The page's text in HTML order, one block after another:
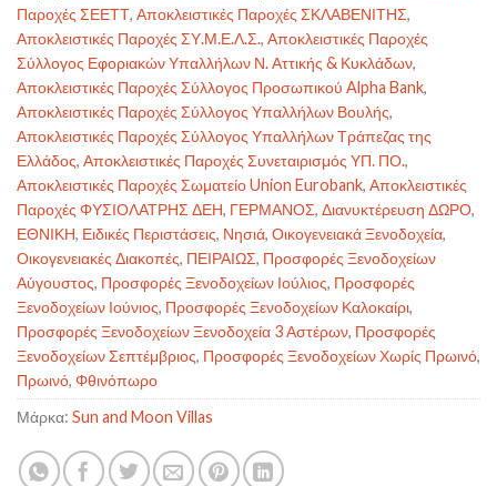
Παροχές ΣΕΕΤΤ, Αποκλειστικές Παροχές ΣΚΛΑΒΕΝΙΤΗΣ,
Αποκλειστικές Παροχές ΣΥ.Μ.Ε.Λ.Σ., Αποκλειστικές Παροχές
Σύλλογος Εφοριακών Υπαλλήλων Ν. Αττικής & Κυκλάδων,
Αποκλειστικές Παροχές Σύλλογος Προσωπικού Alpha Bank,
Αποκλειστικές Παροχές Σύλλογος Υπαλλήλων Βουλής,
Αποκλειστικές Παροχές Σύλλογος Υπαλλήλων Τράπεζας της
Ελλάδος, Αποκλειστικές Παροχές Συνεταιρισμός ΥΠ. ΠΟ.,
Αποκλειστικές Παροχές Σωματείο Union Eurobank, Αποκλειστικές
Παροχές ΦΥΣΙΟΛΑΤΡΗΣ ΔΕΗ, ΓΕΡΜΑΝΟΣ, Διανυκτέρευση ΔΩΡΟ,
ΕΘΝΙΚΗ, Ειδικές Περιστάσεις, Νησιά, Οικογενειακά Ξενοδοχεία,
Οικογενειακές Διακοπές, ΠΕΙΡΑΙΩΣ, Προσφορές Ξενοδοχείων
Αύγουστος, Προσφορές Ξενοδοχείων Ιούλιος, Προσφορές
Ξενοδοχείων Ιούνιος, Προσφορές Ξενοδοχείων Καλοκαίρι,
Προσφορές Ξενοδοχείων Ξενοδοχεία 3 Αστέρων, Προσφορές
Ξενοδοχείων Σεπτέμβριος, Προσφορές Ξενοδοχείων Χωρίς Πρωινό,
Πρωινό, Φθινόπωρο
Μάρκα: Sun and Moon Villas